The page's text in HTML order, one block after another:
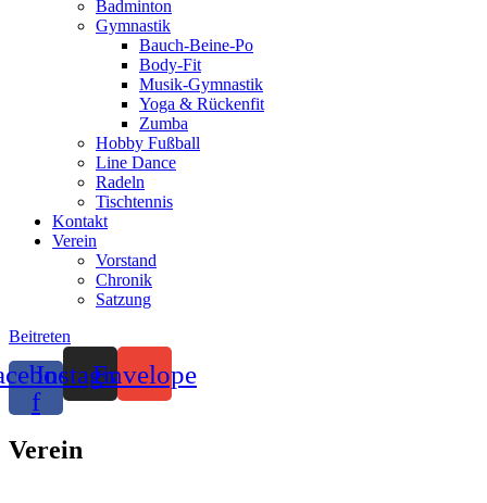
Badminton
Gymnastik
Bauch-Beine-Po
Body-Fit
Musik-Gymnastik
Yoga & Rückenfit
Zumba
Hobby Fußball
Line Dance
Radeln
Tischtennis
Kontakt
Verein
Vorstand
Chronik
Satzung
Beitreten
f
InstagramEnvelope
Verein